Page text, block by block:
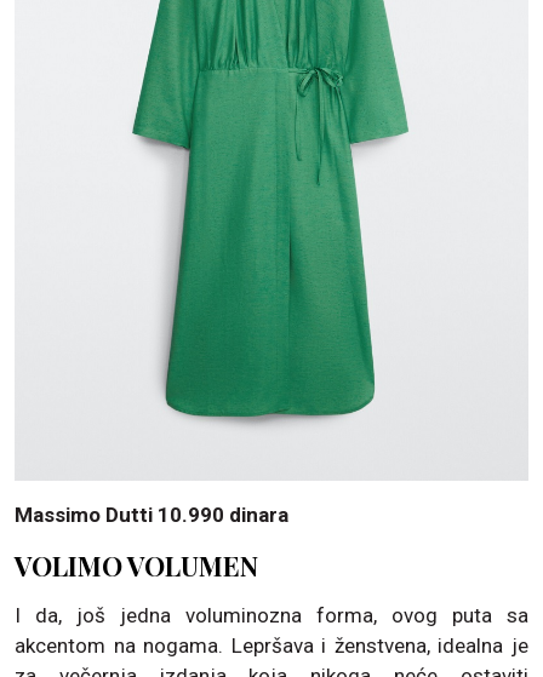
Massimo Dutti 10.990 dinara
VOLIMO VOLUMEN
I da, još jedna voluminozna forma, ovog puta sa
akcentom na nogama. Lepršava i ženstvena, idealna je